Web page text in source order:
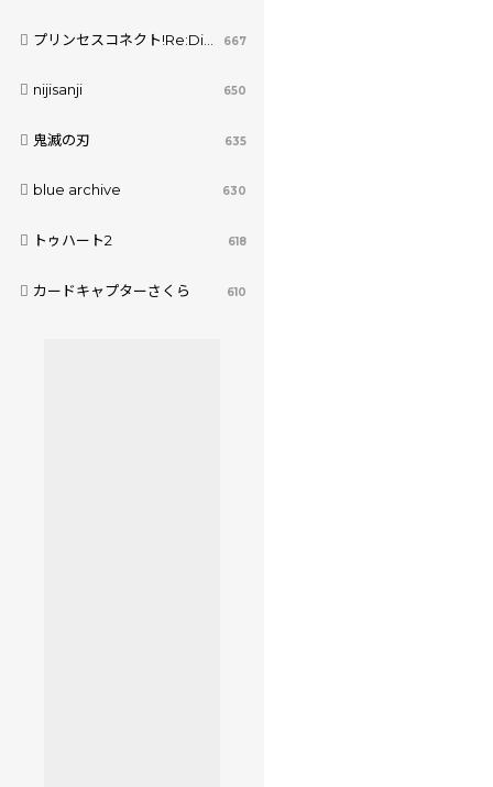
プリンセスコネクト!Re:Dive 667
nijisanji 650
鬼滅の刃 635
blue archive 630
トゥハート2 618
カードキャプターさくら 610